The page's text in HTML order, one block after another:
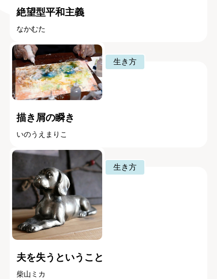
絶望型平和主義
なかむた
生き方
描き屑の瞬き
いのうえまりこ
生き方
夫を失うということ
柴山ミカ